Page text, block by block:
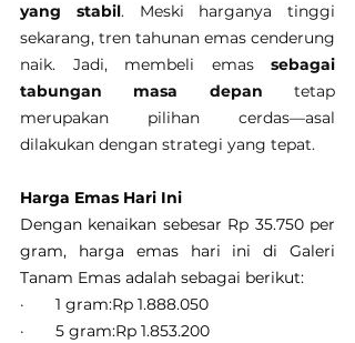
yang stabil. Meski harganya tinggi
sekarang, tren tahunan emas cenderung
naik. Jadi, membeli emas sebagai
tabungan masa depan tetap
merupakan pilihan cerdas—asal
dilakukan dengan strategi yang tepat.
Harga Emas Hari Ini
Dengan kenaikan sebesar Rp 35.750 per
gram, harga emas hari ini di Galeri
Tanam Emas adalah sebagai berikut:
·       1 gram:Rp 1.888.050
·       5 gram:Rp 1.853.200